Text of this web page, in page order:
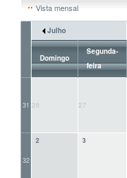
Vista mensal
Julho
Domingo
Segunda-
feira
31 26 27
32
2 3